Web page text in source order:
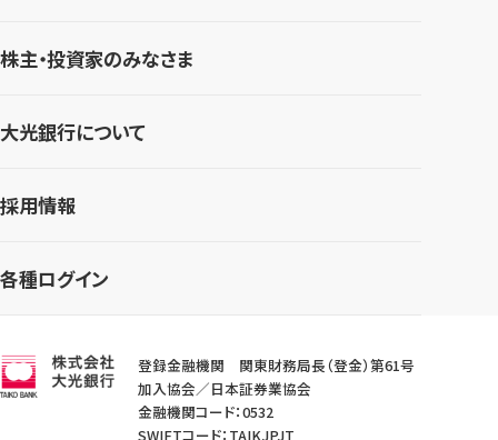
株主・投資家のみなさま
大光銀行について
採用情報
各種ログイン
登録金融機関 関東財務局長（登金）第61号
加入協会／日本証券業協会
金融機関コード：0532
SWIFTコード：TAIKJPJT